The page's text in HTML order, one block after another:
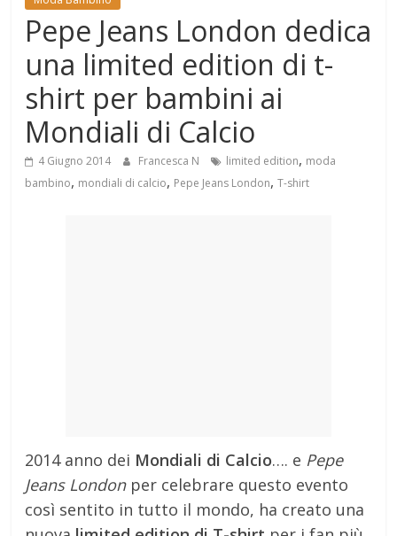
Mondo
Pepe Jeans London dedica
una limited edition di t-
shirt per bambini ai
Mondiali di Calcio
4 Giugno 2014 Francesca N limited edition, moda
bambino, mondiali di calcio, Pepe Jeans London,T-shirt
2014 anno dei Mondiali di Calcio…. e Pepe
Jeans Londonper celebrare questo evento
così sentito in tutto il mondo, ha creato una